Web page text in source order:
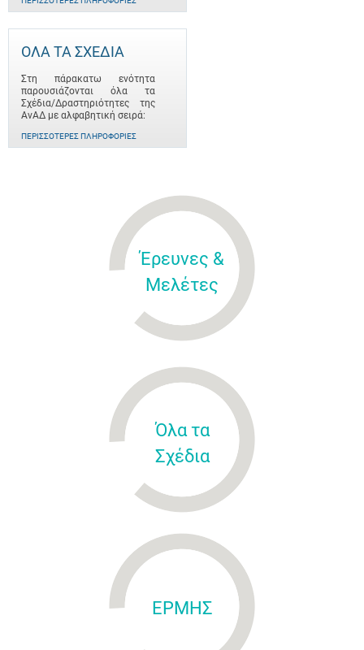
ΟΛΑ ΤΑ ΣΧΕΔΙΑ
Στη πάρακατω ενότητα
παρουσιάζονται όλα τα
Σχέδια/Δραστηριότητες της
ΑνΑΔ με αλφαβητική σειρά:
ΠΕΡΙΣΣΌΤΕΡΕΣ ΠΛΗΡΟΦΟΡΊΕΣ
Έρευνες &
Μελέτες
Όλα τα
Σχέδια
ΕΡΜΗΣ